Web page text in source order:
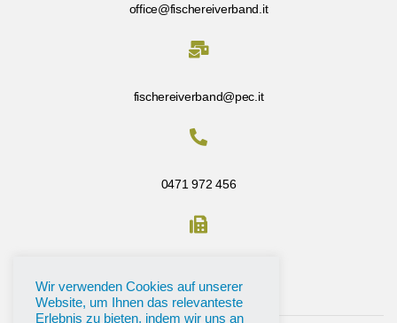
office@fischereiverband.it
fischereiverband@pec.it
0471 972 456
Wir verwenden Cookies auf unserer
Website, um Ihnen das relevanteste
Erlebnis zu bieten, indem wir uns an